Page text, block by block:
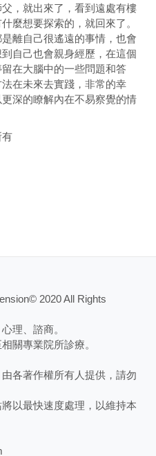
，就出來了，看到遠處有樓
麼想要探索的，就回來了。
離自己很遙遠的事情，也會
自己也會親身經歷，在這個
在大腦中的一些問題和答
在未來去實踐，非常的幸
深的瞭解內在不易察覺的情
有
2020 All Rights
理、諮商。
關專業院所診療。
各著作權所有人提供，請勿
以最快速度處理，以維持本